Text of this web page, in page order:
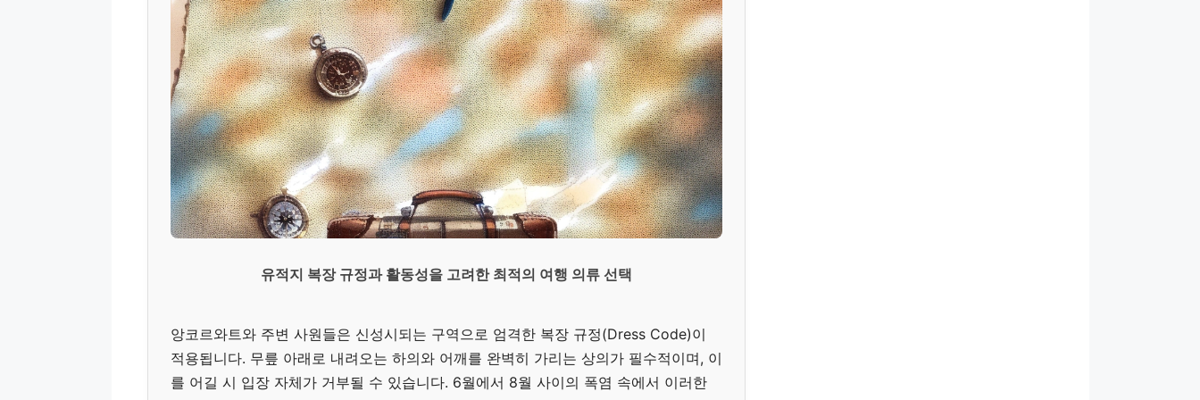
유적지 복장 규정과 활동성을 고려한 최적의 여행 의류 선택
앙코르와트와 주변 사원들은 신성시되는 구역으로 엄격한 복장 규정(Dress Code)이
적용됩니다. 무릎 아래로 내려오는 하의와 어깨를 완벽히 가리는 상의가 필수적이며, 이
를 어길 시 입장 자체가 거부될 수 있습니다. 6월에서 8월 사이의 폭염 속에서 이러한